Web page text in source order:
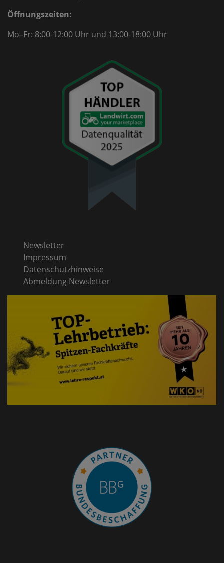
Öffnungszeiten:
Mo–Fr: 8:00-12:00 Uhr und 13:00-18:00 Uhr
Newsletter
Impressum
Datenschutzhinweise
Abmeldung Newsletter